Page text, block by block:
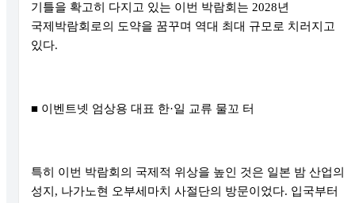
기틀을 확고히 다지고 있는 이번 박람회는 2028년
국제박람회로의 도약을 꿈꾸며 역대 최대 규모로 치러지고
있다.
■ 이벤트넷 엄상용 대표 한·일 교류 물꼬 터
특히 이번 박람회의 국제적 위상을 높인 것은 일본 밤 산업의
성지, 나가노현 오부세마치 사절단의 방문이었다. 입국부터